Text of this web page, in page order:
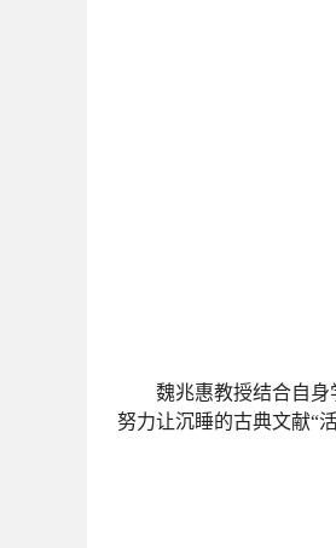
魏兆惠教授结合自身
努力让沉睡的古典文献“